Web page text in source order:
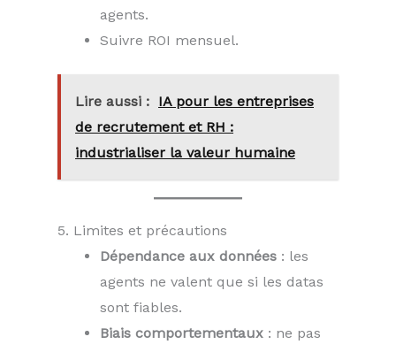
agents.
Suivre ROI mensuel.
Lire aussi : IA pour les entreprises
de recrutement et RH :
industrialiser la valeur humaine
5. Limites et précautions
Dépendance aux données : les
agents ne valent que si les datas
sont fiables.
Biais comportementaux : ne pas